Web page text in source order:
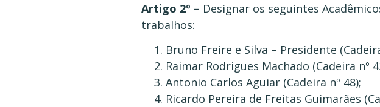
Artigo 2º – Designar os seguintes
trabalhos:
Bruno Freire e Silva – Presidente
Raimar Rodrigues Machado (Cadeira nº
Antonio Carlos Aguiar (Cadeira nº 48);
Ricardo Pereira de Freitas Guimarães